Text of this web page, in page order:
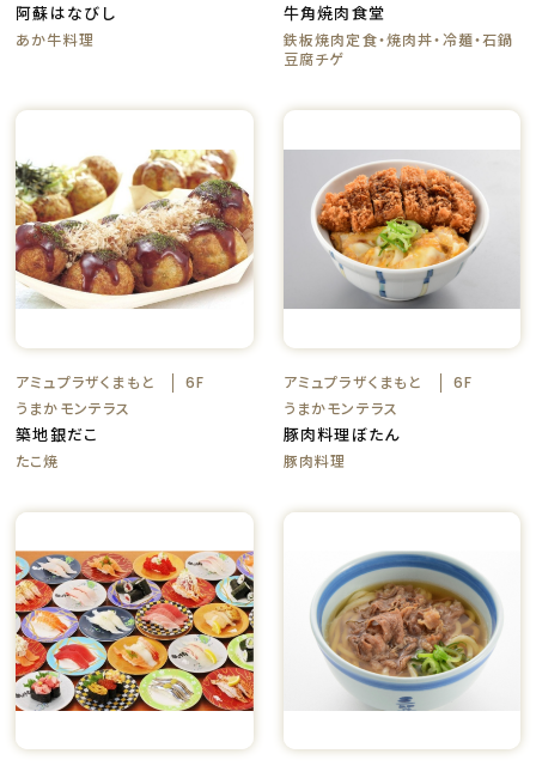
阿蘇はなびし
あか牛料理
牛角焼肉食堂
鉄板焼肉定食・焼肉丼・冷麺・石鍋
豆腐チゲ
アミュプラザくまもと
6F
うまかモンテラス
築地銀だこ
たこ焼
アミュプラザくまもと
6F
うまかモンテラス
豚肉料理ぼたん
豚肉料理